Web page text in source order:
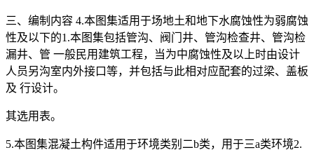
三、编制内容 4.本图集适用于场地土和地下水腐蚀性为弱腐蚀
性及以下的1.本图集包括管沟、阀门井、管沟检查井、管沟检
漏井、管 一般民用建筑工程，当为中腐蚀性及以上时由设计
人员另沟室内外接口等，并包括与此相对应配套的过梁、盖板
及 行设计。
其选用表。
5.本图集混凝土构件适用于环境类别二b类，用于三a类环境2.